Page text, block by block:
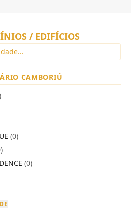
/ EDIFÍCIOS
CAMBORIÚ
(0)
(0)